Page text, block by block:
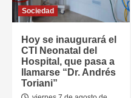
Sociedad
Hoy se inaugurará el
CTI Neonatal del
Hospital, que pasa a
llamarse “Dr. Andrés
Toriani”